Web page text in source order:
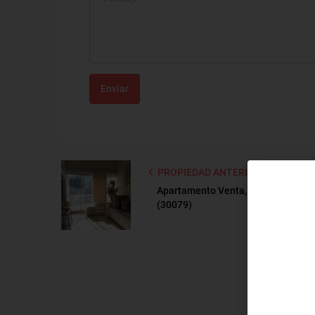
Enviar
PROPIEDAD ANTERIOR
Apartamento Venta, Miramar,
(30079)